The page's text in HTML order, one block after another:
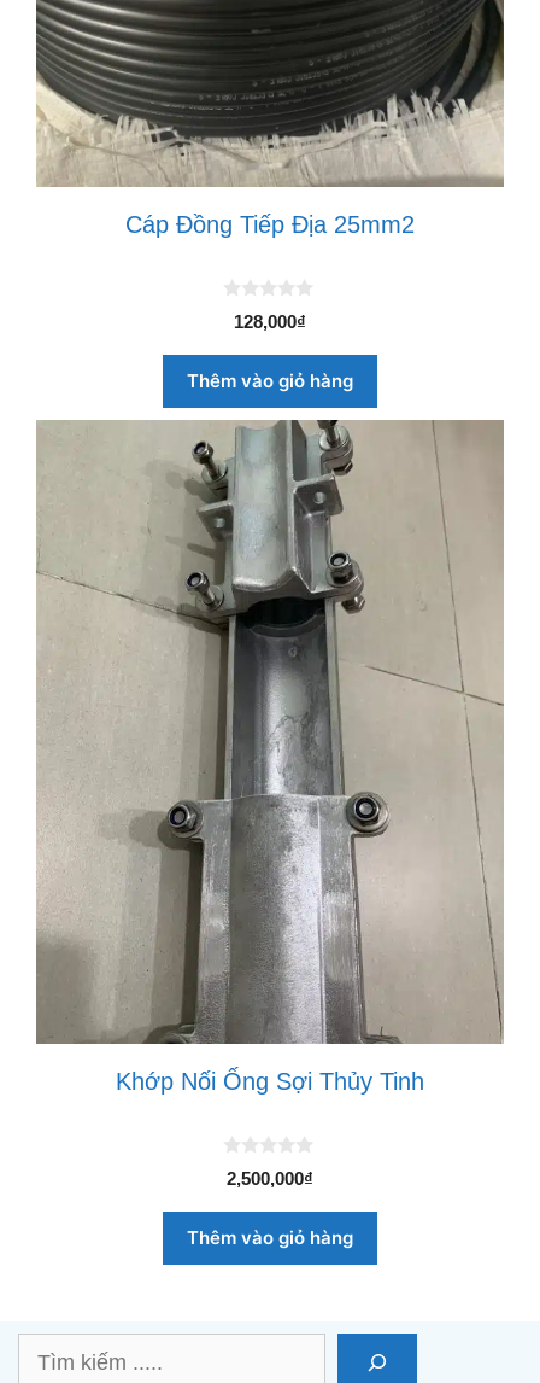
Cáp Đồng Tiếp Địa 25mm2
à
128,000₫
Thêm vào giỏ hàng
Khớp Nối Ống Sợi Thủy Tinh
0
n
à
2,500,000₫
Thêm vào giỏ hàng
Tìm